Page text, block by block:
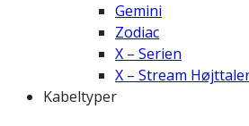
Gemini
Zodiac
X – Serien
X – Stream
Kabeltyper